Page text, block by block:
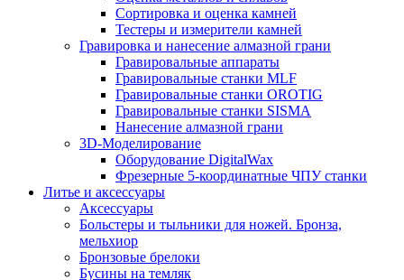
Сортировка и оценка камней
Тестеры и измерители камней
Гравировка и нанесение алмазной грани
Гравировальные аппараты
Гравировальные станки MLF
Гравировальные станки OROTIG
Гравировальные станки SISMA
Нанесение алмазной грани
3D-Моделирование
Оборудование DigitalWax
Фрезерные 5-координатные ЧПУ станки
Литье и аксессуары
Аксессуары
Больстеры и тыльники для ножей. Бронза,
мельхиор
Бронзовые брелоки
Бусины на темляк